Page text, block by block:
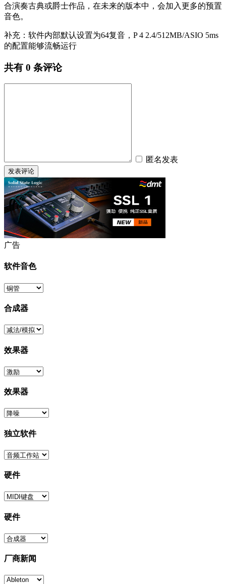
合演奏古典或爵士作品，在未来的版本中，会加入更多的预置
音色。
补充：软件内部默认设置为64复音，P 4 2.4/512MB/ASIO 5ms
的配置能够流畅运行
共有 0 条评论
匿名发表
广告
软件音色
合成器
效果器
效果器
独立软件
硬件
硬件
厂商新闻